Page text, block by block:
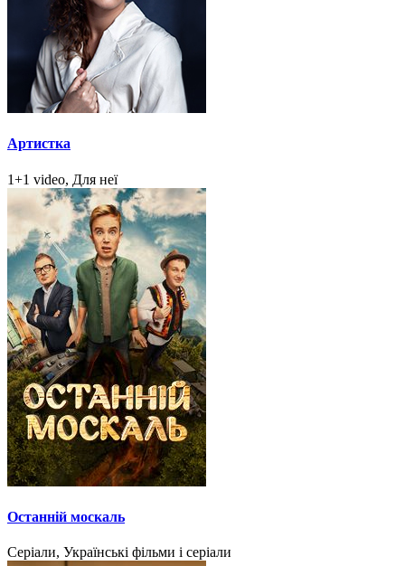
Артистка
1+1 video, Для неї
Останній москаль
Серіали, Українські фільми і серіали